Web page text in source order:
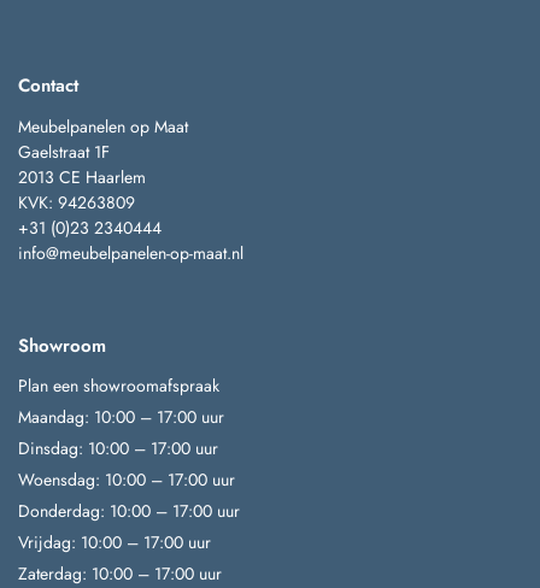
Contact
Meubelpanelen op Maat
Gaelstraat 1F
2013 CE Haarlem
KVK: 94263809
+31 (0)23 2340444
info@meubelpanelen-op-maat.nl
Showroom
Plan een showroomafspraak
Maandag: 10:00 – 17:00 uur
Dinsdag: 10:00 – 17:00 uur
Woensdag: 10:00 – 17:00 uur
Donderdag: 10:00 – 17:00 uur
Vrijdag: 10:00 – 17:00 uur
Zaterdag: 10:00 – 17:00 uur